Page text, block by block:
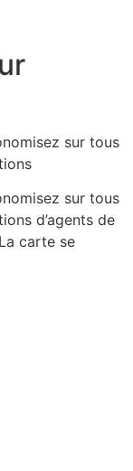
sur tous
sur tous
d’agents de
carte se